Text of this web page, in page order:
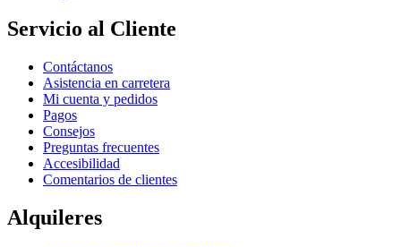
Servicio al Cliente
Contáctanos
Asistencia en carretera
Mi cuenta y pedidos
Pagos
Consejos
Preguntas frecuentes
Accesibilidad
Comentarios de clientes
Alquileres